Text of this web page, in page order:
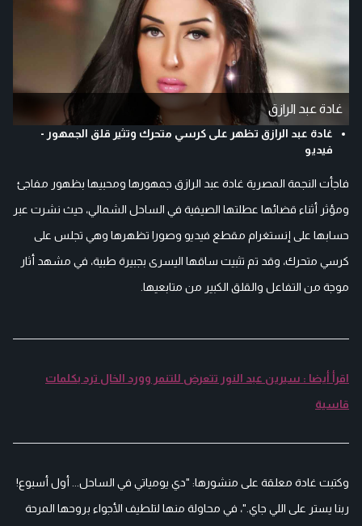
غادة عبد الرازق
غادة عبد الرازق تظهر على كرسي متحرك وتثير قلق الجمهور -
فيديو
فاجأت النجمة المصرية غادة عبد الرازق جمهورها ومحبيها بظهور مفاجئ
ومؤثر أثناء قضائها عطلتها الصيفية في الساحل الشمالي، حيث نشرت عبر
حسابها على إنستغرام مقطع فيديو وصورا تظهرها وهي تجلس على
كرسي متحرك، وقد تم تثبيت ساقها اليسرى بجبيرة طبية، في مشهد أثار
موجة من التفاعل والقلق الكبير من متابعيها.
اقرأ أيضا : سيرين عبد النور تتعرض للتنمر وورد الخال ترد بكلمات
قاسية
وكتبت غادة معلقة على منشورها: "دي يومياتي في الساحل... أول أسبوع!
ربنا يستر على اللي جاي."، في محاولة منها لتلطيف الأجواء بروحها المرحة